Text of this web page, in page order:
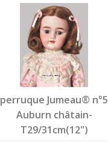
perruque Jumeau® n°5
Auburn châtain-
T29/31cm(12")